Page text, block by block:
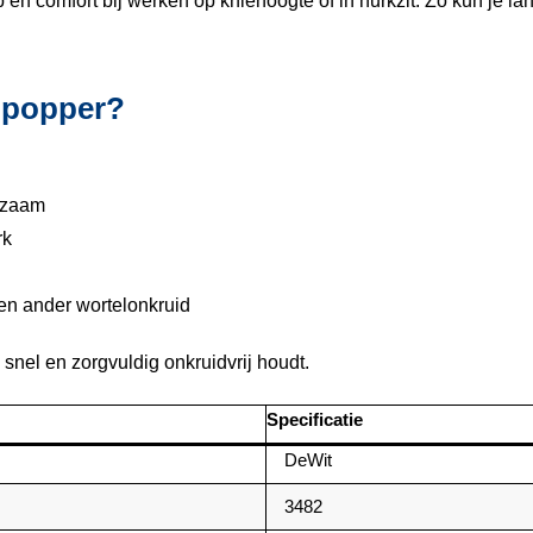
ander wortelonkruid
en zorgvuldig onkruidvrij houdt.
Specificatie
DeWit
3482